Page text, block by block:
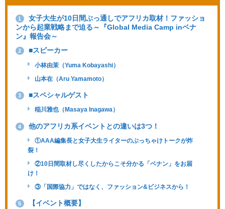
1
女子大生が10日間ぶっ通しでアフリカ取材！ファッショ
ンから起業戦略まで迫る～『Global Media Camp inベナ
ン』報告会～
2 ■スピーカー
小林由茉（Yuma Kobayashi）
山本在（Aru Yamamoto）
3 ■スペシャルゲスト
稲川雅也（Masaya Inagawa）
4 他のアフリカ系イベントとの違いは3つ！
①AAA編集長と女子大生ライターのぶっちゃけトークが炸
裂！
②10日間取材し尽くしたからこそ分かる「ベナン」をお届
け！
③「国際協力」ではなく、ファッション&ビジネスから！
5 【イベント概要】